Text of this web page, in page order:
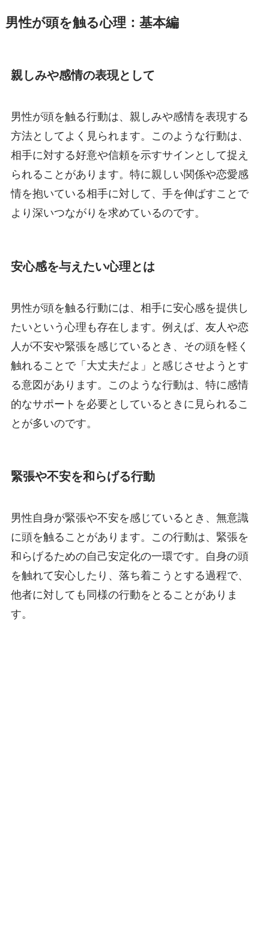
男性が頭を触る心理：基本編
親しみや感情の表現として
男性が頭を触る行動は、親しみや感情を表現する
方法としてよく見られます。このような行動は、
相手に対する好意や信頼を示すサインとして捉え
られることがあります。特に親しい関係や恋愛感
情を抱いている相手に対して、手を伸ばすことで
より深いつながりを求めているのです。
安心感を与えたい心理とは
男性が頭を触る行動には、相手に安心感を提供し
たいという心理も存在します。例えば、友人や恋
人が不安や緊張を感じているとき、その頭を軽く
触れることで「大丈夫だよ」と感じさせようとす
る意図があります。このような行動は、特に感情
的なサポートを必要としているときに見られるこ
とが多いのです。
緊張や不安を和らげる行動
男性自身が緊張や不安を感じているとき、無意識
に頭を触ることがあります。この行動は、緊張を
和らげるための自己安定化の一環です。自身の頭
を触れて安心したり、落ち着こうとする過程で、
他者に対しても同様の行動をとることがありま
す。